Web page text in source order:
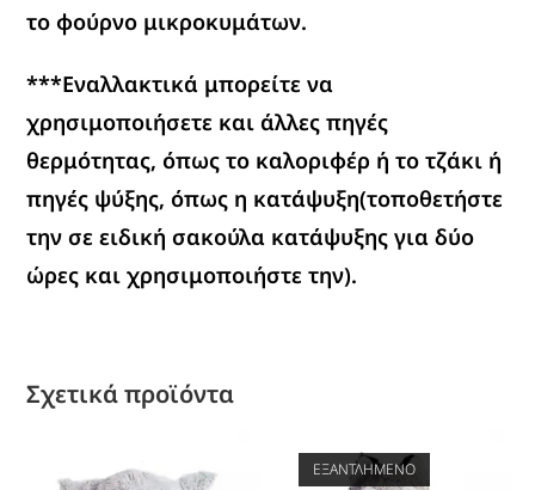
το φούρνο μικροκυμάτων.
***Εναλλακτικά μπορείτε να
χρησιμοποιήσετε και άλλες πηγές
θερμότητας, όπως το καλοριφέρ ή το τζάκι ή
πηγές ψύξης, όπως η κατάψυξη(τοποθετήστε
την σε ειδική σακούλα κατάψυξης για δύο
ώρες και χρησιμοποιήστε την).
Σχετικά προϊόντα
ΕΞΑΝΤΛΗΜΈΝΟ